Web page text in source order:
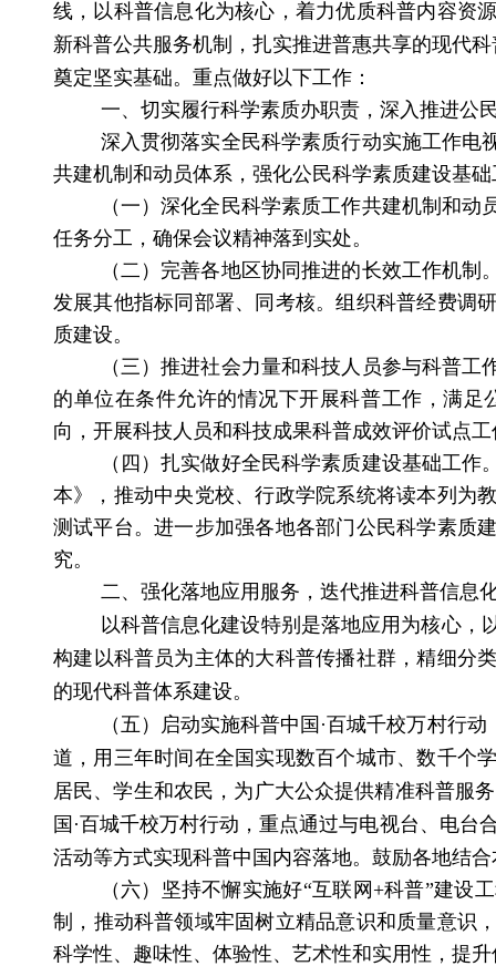
线，以科普信息化为核心，着力优质科普内容资
新科普公共服务机制，扎实推进普惠共享的现代
奠定坚实基础。 重点做好以下工作：
一、切实履行科学素质办职责，深入推进公
深入贯彻落实全民科学素质行动实施工作电
共建机制和动员体系，强化公民科学素质建设基
（一）深化全民科学素质工作共建机制和动
任务分工，确保会议精神落到实处。
（二）完善各地区协同推进的长效工作机制
发展其他指标同部署、同考核。组织科普经费调
质建设。
（三）推进社会力量和科技人员参与科普工
的单位在条件允许的情况下开展科普工作，满
向，开展科技人员和科技成果科普成效评价试点
（四）扎实做好全民科学素质建设基础工作
本》，推动中央党校、行政学院系统将读本列为
测试平台。进一步加强各地各部门公民科学素质
究。
二、强化落地应用服务，迭代推进科普信息
以科普信息化建设特别是落地应用为核心，
构建以科普员为主体的大科普传播社群，精细分
的现代科普体系建设。
（五）启动实施科普中国·百城千校万村行
道，用三年时间在全国实现数百个城市、数千个
居民、学生和农民，为广大公众提供精准科普服
国·百城千校万村行动，重点通过与电视台、电
活动等方式实现科普中国内容落地。鼓励各地结
（六）坚持不懈实施好“互联网 +科普”建设
制， 推动科普领域牢固树立精品意识和质量意识
科学性、趣味性、体验性、艺术性和实用性， 提升